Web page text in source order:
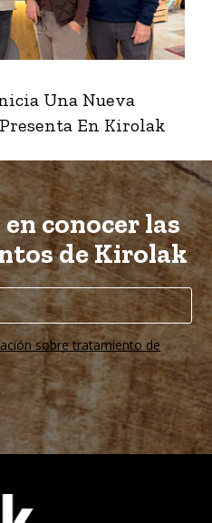
Una Nueva
Presenta En Kirolak
conocer las
de Kirolak
sobre tratamiento de